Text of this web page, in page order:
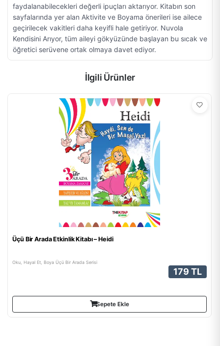
faydalanabilecekleri değerli ipuçları aktarıyor. Kitabın son
sayfalarında yer alan Aktivite ve Boyama önerileri ise ailece
geçirilecek vakitleri daha keyifli hale getiriyor. Nuvola
Kendisini Arıyor, tüm aileyi gökyüzünde başlayan bu sıcak ve
öğretici serüvene ortak olmaya davet ediyor.
İlgili Ürünler
Üçü Bir Arada Etkinlik Kitabı – Heidi
Oku, Hayal Et, Boya Üçü Bir Arada Serisi
179 TL
Sepete Ekle